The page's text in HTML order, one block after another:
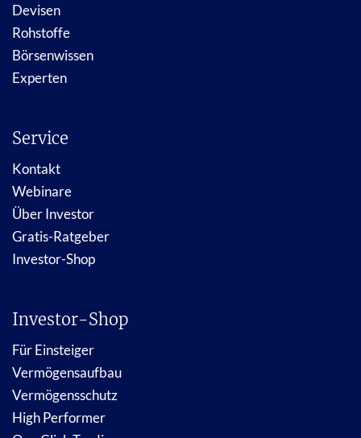
Devisen
Rohstoffe
Börsenwissen
Experten
Service
Kontakt
Webinare
Über Investor
Gratis-Ratgeber
Investor-Shop
Investor-Shop
Für Einsteiger
Vermögensaufbau
Vermögensschutz
High Performer